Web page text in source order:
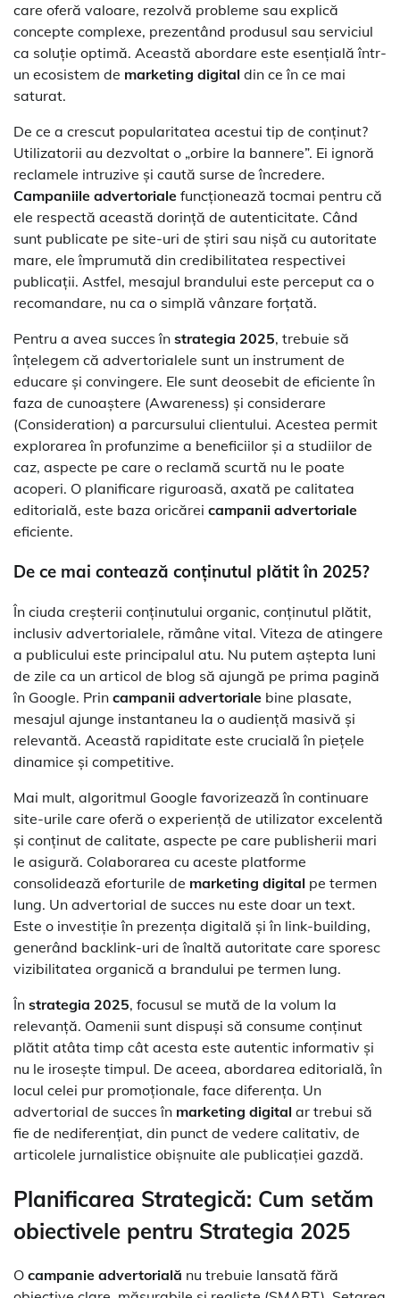
care oferă valoare, rezolvă probleme sau explică
concepte complexe, prezentând produsul sau serviciul
ca soluție optimă. Această abordare este esențială într-
un ecosistem de marketing digital din ce în ce mai
saturat.
De ce a crescut popularitatea acestui tip de conținut?
Utilizatorii au dezvoltat o „orbire la bannere”. Ei ignoră
reclamele intruzive și caută surse de încredere.
Campaniile advertoriale funcționează tocmai pentru că
ele respectă această dorință de autenticitate. Când
sunt publicate pe site-uri de știri sau nișă cu autoritate
mare, ele împrumută din credibilitatea respectivei
publicații. Astfel, mesajul brandului este perceput ca o
recomandare, nu ca o simplă vânzare forțată.
Pentru a avea succes în strategia 2025, trebuie să
înțelegem că advertorialele sunt un instrument de
educare și convingere. Ele sunt deosebit de eficiente în
faza de cunoaștere (Awareness) și considerare
(Consideration) a parcursului clientului. Acestea permit
explorarea în profunzime a beneficiilor și a studiilor de
caz, aspecte pe care o reclamă scurtă nu le poate
acoperi. O planificare riguroasă, axată pe calitatea
editorială, este baza oricărei campanii advertoriale
eficiente.
De ce mai contează conținutul plătit în 2025?
În ciuda creșterii conținutului organic, conținutul plătit,
inclusiv advertorialele, rămâne vital. Viteza de atingere
a publicului este principalul atu. Nu putem aștepta luni
de zile ca un articol de blog să ajungă pe prima pagină
în Google. Prin campanii advertoriale bine plasate,
mesajul ajunge instantaneu la o audiență masivă și
relevantă. Această rapiditate este crucială în piețele
dinamice și competitive.
Mai mult, algoritmul Google favorizează în continuare
site-urile care oferă o experiență de utilizator excelentă
și conținut de calitate, aspecte pe care publisherii mari
le asigură. Colaborarea cu aceste platforme
consolidează eforturile de marketing digital pe termen
lung. Un advertorial de succes nu este doar un text.
Este o investiție în prezența digitală și în link-building,
generând backlink-uri de înaltă autoritate care sporesc
vizibilitatea organică a brandului pe termen lung.
În strategia 2025, focusul se mută de la volum la
relevanță. Oamenii sunt dispuși să consume conținut
plătit atâta timp cât acesta este autentic informativ și
nu le irosește timpul. De aceea, abordarea editorială, în
locul celei pur promoționale, face diferența. Un
advertorial de succes în marketing digital ar trebui să
fie de nediferențiat, din punct de vedere calitativ, de
articolele jurnalistice obișnuite ale publicației gazdă.
Planificarea Strategică: Cum setăm
obiectivele pentru Strategia 2025
O campanie advertorială nu trebuie lansată fără